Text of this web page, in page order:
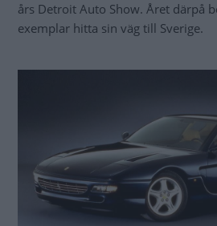
års Detroit Auto Show. Året därpå
exemplar hitta sin väg till Sverige.